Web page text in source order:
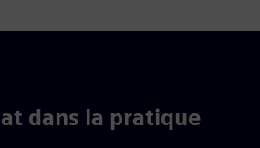
dans la pratique